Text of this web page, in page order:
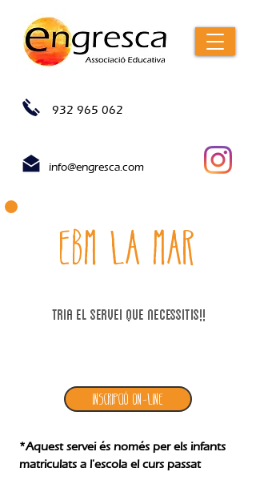
932 965 062
info@engresca.com
EBM La Mar
tria el servei que necessitIs!!
Inscripció ON-LINE
*Aquest servei és només per els infants
matriculats a l'escola el curs passat